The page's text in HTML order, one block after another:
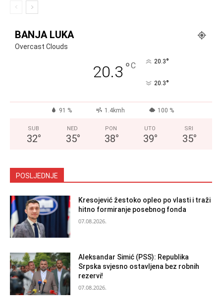
BANJA LUKA
Overcast Clouds
20.3 °C 20.3°
20.3°
91 % 1.4kmh 100 %
SUB
32°
NED
35°
PON
38°
UTO
39°
SRI
35°
POSLJEDNJE
Kresojević žestoko opleo po vlasti i traži
hitno formiranje posebnog fonda
07.08.2026.
Aleksandar Simić (PSS): Republika
Srpska svjesno ostavljena bez robnih
rezervi!
07.08.2026.